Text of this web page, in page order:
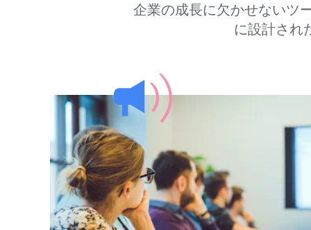
企業の​成長に​欠かせない​ツ
に​設計され